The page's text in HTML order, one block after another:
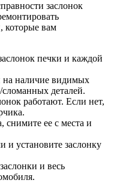
заслонок
которые вам
печки и каждой
на наличие видимых
деталей.
работают. Если нет,
снимите ее с места и
и установите заслонку
и весь